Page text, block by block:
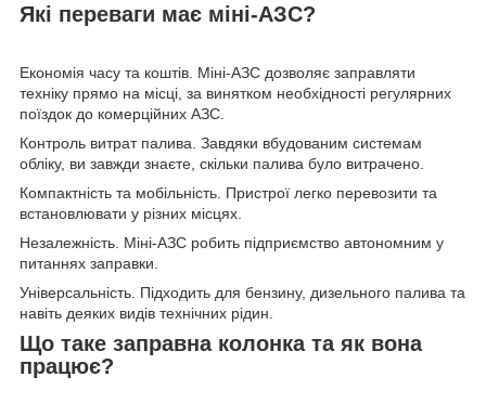
Які переваги має міні-АЗС?
Економія часу та коштів. Міні-АЗС дозволяє заправляти
техніку прямо на місці, за винятком необхідності регулярних
поїздок до комерційних АЗС.
Контроль витрат палива. Завдяки вбудованим системам
обліку, ви завжди знаєте, скільки палива було витрачено.
Компактність та мобільність. Пристрої легко перевозити та
встановлювати у різних місцях.
Незалежність. Міні-АЗС робить підприємство автономним у
питаннях заправки.
Універсальність. Підходить для бензину, дизельного палива та
навіть деяких видів технічних рідин.
Що таке заправна колонка та як вона
працює?